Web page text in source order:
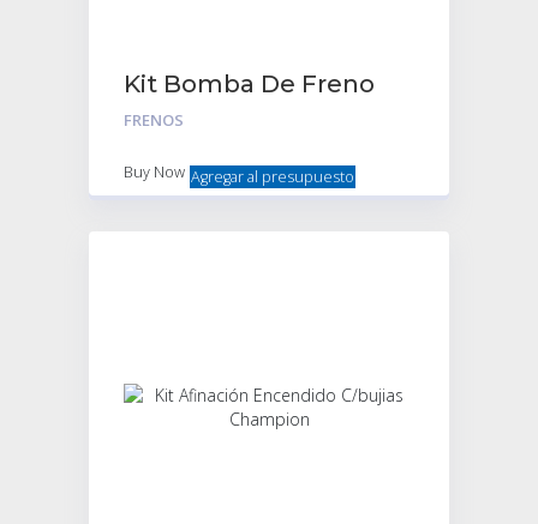
Kit Bomba De Freno
FRENOS
Buy Now Agregar al presupuesto